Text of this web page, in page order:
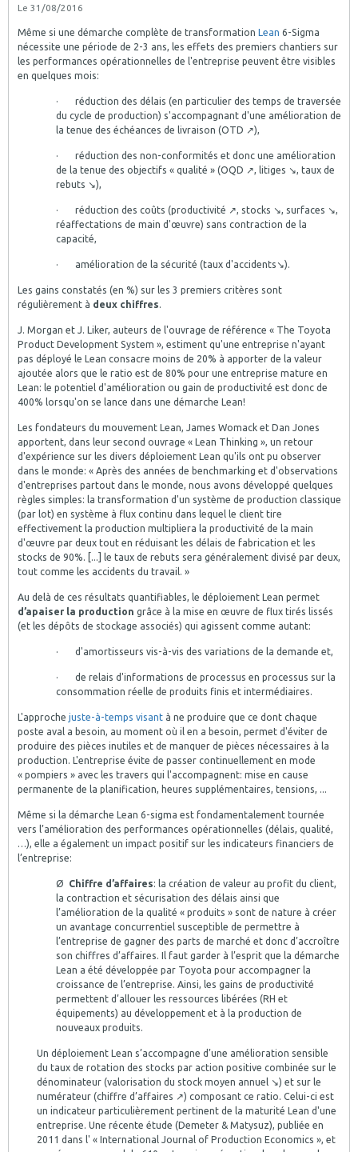
Le 31/08/2016
Même si une démarche complète de transformation Lean 6-Sigma
nécessite une période de 2-3 ans, les effets des premiers chantiers sur
les performances opérationnelles de l'entreprise peuvent être visibles
en quelques mois:
· réduction des délais (en particulier des temps de traversée
du cycle de production) s'accompagnant d'une amélioration de
la tenue des échéances de livraison (OTD ↗),
· réduction des non-conformités et donc une amélioration
de la tenue des objectifs « qualité » (OQD ↗, litiges ↘, taux de
rebuts ↘),
· réduction des coûts (productivité ↗, stocks ↘, surfaces ↘,
réaffectations de main d'œuvre) sans contraction de la
capacité,
· amélioration de la sécurité (taux d'accidents↘).
Les gains constatés (en %) sur les 3 premiers critères sont
régulièrement à deux chiffres.
J. Morgan et J. Liker, auteurs de l'ouvrage de référence « The Toyota
Product Development System », estiment qu'une entreprise n'ayant
pas déployé le Lean consacre moins de 20% à apporter de la valeur
ajoutée alors que le ratio est de 80% pour une entreprise mature en
Lean: le potentiel d'amélioration ou gain de productivité est donc de
400% lorsqu'on se lance dans une démarche Lean!
Les fondateurs du mouvement Lean, James Womack et Dan Jones
apportent, dans leur second ouvrage « Lean Thinking », un retour
d'expérience sur les divers déploiement Lean qu'ils ont pu observer
dans le monde: « Après des années de benchmarking et d'observations
d'entreprises partout dans le monde, nous avons développé quelques
règles simples: la transformation d'un système de production classique
(par lot) en système à flux continu dans lequel le client tire
effectivement la production multipliera la productivité de la main
d'œuvre par deux tout en réduisant les délais de fabrication et les
stocks de 90%. [...] le taux de rebuts sera généralement divisé par deux,
tout comme les accidents du travail. »
Au delà de ces résultats quantifiables, le déploiement Lean permet
d’apaiser la production grâce à la mise en œuvre de flux tirés lissés
(et les dépôts de stockage associés) qui agissent comme autant:
· d'amortisseurs vis-à-vis des variations de la demande et,
· de relais d'informations de processus en processus sur la
consommation réelle de produits finis et intermédiaires.
L'approche juste-à-temps visant à ne produire que ce dont chaque
poste aval a besoin, au moment où il en a besoin, permet d'éviter de
produire des pièces inutiles et de manquer de pièces nécessaires à la
production. L'entreprise évite de passer continuellement en mode
« pompiers » avec les travers qui l'accompagnent: mise en cause
permanente de la planification, heures supplémentaires, tensions, ...
Même si la démarche Lean 6-sigma est fondamentalement tournée
vers l’amélioration des performances opérationnelles (délais, qualité,
…), elle a également un impact positif sur les indicateurs financiers de
l’entreprise:
Ø Chiffre d’affaires: la création de valeur au profit du client,
la contraction et sécurisation des délais ainsi que
l’amélioration de la qualité « produits » sont de nature à créer
un avantage concurrentiel susceptible de permettre à
l’entreprise de gagner des parts de marché et donc d’accroître
son chiffres d’affaires. Il faut garder à l’esprit que la démarche
Lean a été développée par Toyota pour accompagner la
croissance de l’entreprise. Ainsi, les gains de productivité
permettent d’allouer les ressources libérées (RH et
équipements) au développement et à la production de
nouveaux produits.
Un déploiement Lean s’accompagne d’une amélioration sensible
du taux de rotation des stocks par action positive combinée sur le
dénominateur (valorisation du stock moyen annuel ↘) et sur le
numérateur (chiffre d’affaires ↗) composant ce ratio. Celui-ci est
un indicateur particulièrement pertinent de la maturité Lean d'une
entreprise. Une récente étude (Demeter & Matysuz), publiée en
2011 dans l' « International Journal of Production Economics », et